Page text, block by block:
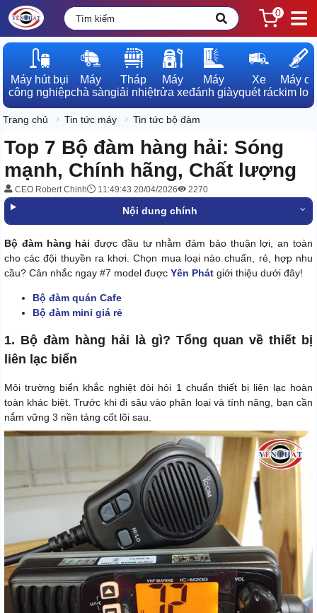
0
Máy hút bụi
công nghiệp
Máy
chà sàn
Tháp
giải nhiệt
Máy
rửa xe
Máy
đánh giày
Xe
quét rác
Máy dò
kim loại
Trang chủ Tin tức máy Tin tức bộ đàm
Top 7 Bộ đàm hàng hải: Sóng
mạnh, Chính hãng, Chất lượng
CEO Robert Chinh 11:49:43 20/04/2026 2270
Nội dung chính
Bộ đàm hàng hảiđược đầu tư nhằm đảm bảo thuận lợi, an toàn
cho các đội thuyền ra khơi. Chọn mua loại nào chuẩn, rẻ, hợp nhu
cầu? Cân nhắc ngay #7 model được Yên Phát giới thiệu dưới đây!
Bộ đàm quán Cafe
Bộ đàm mini giá rẻ
1. Bộ đàm hàng hải là gì? Tổng quan về thiết bị
liên lạc biển
Môi trường biển khắc nghiệt đòi hỏi 1 chuẩn thiết bị liên lạc hoàn
toàn khác biệt. Trước khi đi sâu vào phân loại và tính năng, bạn cần
nắm vững 3 nền tảng cốt lõi sau.